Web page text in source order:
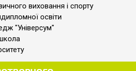
виховання і спорту
освіти
"Універсум"